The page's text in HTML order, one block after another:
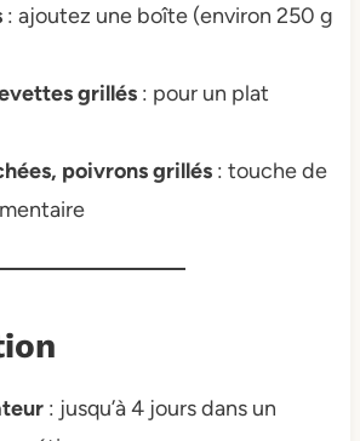
: ajoutez une boîte (environ 250 g
grillés: pour un plat
poivrons grillés: touche de
: jusqu’à 4 jours dans un